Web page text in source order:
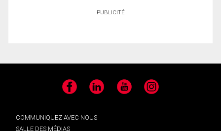
PUBLICITÉ
Facebook LinkedIn YouTube Instagram
COMMUNIQUEZ AVEC NOUS
SALLE DES MÉDIAS